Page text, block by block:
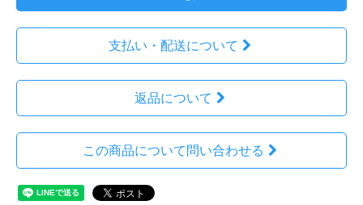
支払い・配送について
返品について
この商品について問い合わせる